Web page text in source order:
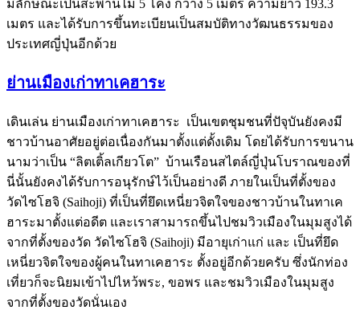
มีลักษณะเป็นสะพานไม้ 5 โค้ง กว้าง 5 เมตร ความยาว 193.3
เมตร และได้รับการขึ้นทะเบียนเป็นสมบัติทางวัฒนธรรมของ
ประเทศญี่ปุ่นอีกด้วย
ย่านเมืองเก่าทาเคฮาระ
เดินเล่น ย่านเมืองเก่าทาเคฮาระ เป็นเขตชุมชนที่ปัจุบันยังคงมี
ชาวบ้านอาศัยอยู่ต่อเนื่องกันมาตั้งแต่ดั้งเดิม โดยได้รับการขนาน
นามว่าเป็น “ลิตเติ้ลเกียวโต” บ้านเรือนสไตล์ญี่ปุ่นโบราณของที่
นี่นั้นยังคงได้รับการอนุรักษ์ไว้เป็นอย่างดี ภายในเป็นที่ตั้งของ
วัดไซโฮจิ (Saihoji) ที่เป็นที่ยึดเหนี่ยวจิตใจของชาวบ้านในทาเค
ฮาระมาตั้งแต่อดีต และเราสามารถขึ้นไปชมวิวเมืองในมุมสูงได้
จากที่ตั้งของวัด วัดไซโฮจิ (Saihoji) มีอายุเก่าแก่ และ เป็นที่ยึด
เหนี่ยวจิตใจของผู้คนในทาเคฮาระ ตั้งอยู่อีกด้วยครับ ซึ่งนักท่อง
เที่ยวก็จะนิยมเข้าไปไหว้พระ, ขอพร และชมวิวเมืองในมุมสูง
จากที่ตั้งของวัดนั่นเอง